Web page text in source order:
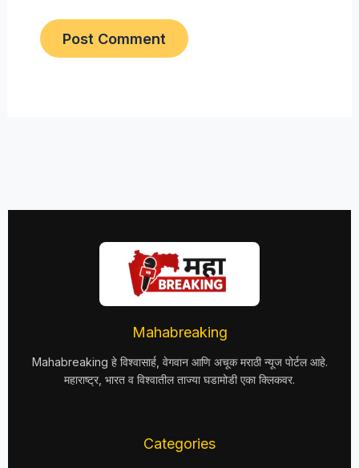
Mahabreaking
Mahabreaking हे विश्वासार्ह, वेगवान आणि अचूक मराठी न्यूज पोर्टल आहे.
महाराष्ट्र, भारत व विश्वातील ताज्या घडामोडी एका क्लिकवर.
Categories